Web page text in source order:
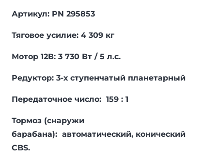
Артикул: PN 295853
Тяговое усилие: 4 309 кг
Мотор 12В: 3 730 Вт / 5 л.с.
Редуктор: 3-х ступенчатый планетарный
Передаточное число: 159 : 1
Тормоз (снаружи
барабана): автоматический, конический
CBS.